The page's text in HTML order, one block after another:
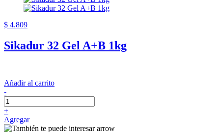
$ 4.809
Sikadur 32 Gel A+B 1kg
Añadir al carrito
-
+
Agregar